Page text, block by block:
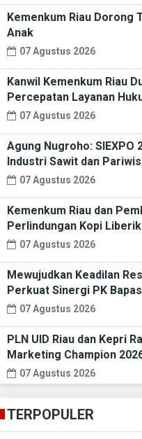
Kemenkum Riau Dorong
Anak
07 Agustus 2026
Kanwil Kemenkum Riau
Percepatan Layanan
07 Agustus 2026
Agung Nugroho:
Industri Sawit dan
07 Agustus 2026
Kemenkum Riau dan
Perlindungan Kopi
07 Agustus 2026
Mewujudkan Keadilan
Perkuat Sinergi PK
07 Agustus 2026
PLN UID Riau dan Kepri
Marketing Champion
07 Agustus 2026
TERPOPULER